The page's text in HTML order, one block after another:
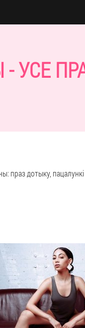
праз дотыку, пацалункі